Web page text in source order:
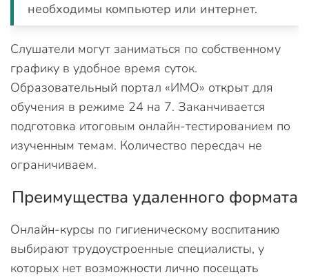
необходимы компьютер или интернет.
Слушатели могут заниматься по собственному
графику в удобное время суток.
Образовательный портал «ИМО» открыт для
обучения в режиме 24 на 7. Заканчивается
подготовка итоговым онлайн-тестированием по
изученным темам. Количество пересдач не
ограничиваем.
Преимущества удаленного формата
Онлайн-курсы по гигиеническому воспитанию
выбирают трудоустроенные специалисты, у
которых нет возможности лично посещать